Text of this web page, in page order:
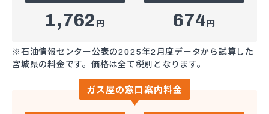
1,762 円 674円
※石油情報センター公表の2025年2月度データから試算した
宮城県の料金です。価格は全て税別となります。
ガス屋の窓口案内料金